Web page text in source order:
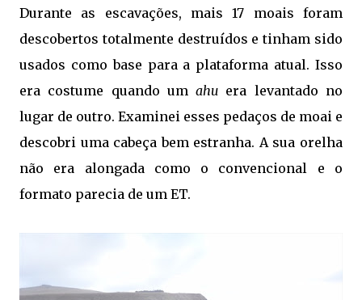
Durante as escavações, mais 17 moais foram
descobertos totalmente destruídos e tinham sido
usados ​​como base para a plataforma atual. Isso
era costume quando umahu era levantado no
lugar de outro. Examinei esses pedaços de moai e
descobri uma cabeça bem estranha. A sua orelha
não era alongada como o convencional e o
formato parecia de um ET.